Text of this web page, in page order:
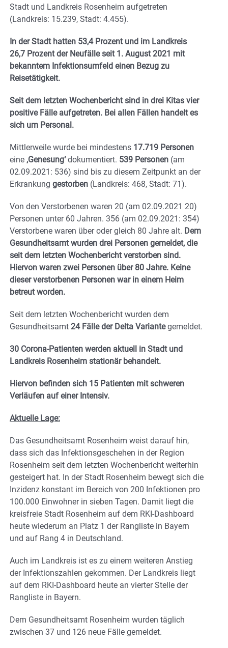
Stadt und Landkreis Rosenheim aufgetreten
(Landkreis: 15.239, Stadt: 4.455).
In der Stadt hatten 53,4 Prozent und im Landkreis
26,7 Prozent der Neufälle seit 1. August 2021 mit
bekanntem Infektionsumfeld einen Bezug zu
Reisetätigkeit.
Seit dem letzten Wochenbericht sind in drei Kitas vier
positive Fälle aufgetreten. Bei allen Fällen handelt es
sich um Personal.
Mittlerweile wurde bei mindestens 17.719 Personen
eine ‚Genesung‘dokumentiert. 539 Personen (am
02.09.2021: 536) sind bis zu diesem Zeitpunkt an der
Erkrankung gestorben (Landkreis: 468, Stadt: 71).
Von den Verstorbenen waren 20 (am 02.09.2021 20)
Personen unter 60 Jahren. 356 (am 02.09.2021: 354)
Verstorbene waren über oder gleich 80 Jahre alt. Dem
Gesundheitsamt wurden drei Personen gemeldet, die
seit dem letzten Wochenbericht verstorben sind.
Hiervon waren zwei Personen über 80 Jahre. Keine
dieser verstorbenen Personen war in einem Heim
betreut worden.
Seit dem letzten Wochenbericht wurden dem
Gesundheitsamt 24 Fälle der Delta Variantegemeldet.
30 Corona-Patienten werden aktuell in Stadt und
Landkreis Rosenheim stationär behandelt.
Hiervon befinden sich 15 Patienten mit schweren
Verläufen auf einer Intensiv.
Aktuelle Lage:
Das Gesundheitsamt Rosenheim weist darauf hin,
dass sich das Infektionsgeschehen in der Region
Rosenheim seit dem letzten Wochenbericht weiterhin
gesteigert hat. In der Stadt Rosenheim bewegt sich die
Inzidenz konstant im Bereich von 200 Infektionen pro
100.000 Einwohner in sieben Tagen. Damit liegt die
kreisfreie Stadt Rosenheim auf dem RKI-Dashboard
heute wiederum an Platz 1 der Rangliste in Bayern
und auf Rang 4 in Deutschland.
Auch im Landkreis ist es zu einem weiteren Anstieg
der Infektionszahlen gekommen. Der Landkreis liegt
auf dem RKI-Dashboard heute an vierter Stelle der
Rangliste in Bayern.
Dem Gesundheitsamt Rosenheim wurden täglich
zwischen 37 und 126 neue Fälle gemeldet.